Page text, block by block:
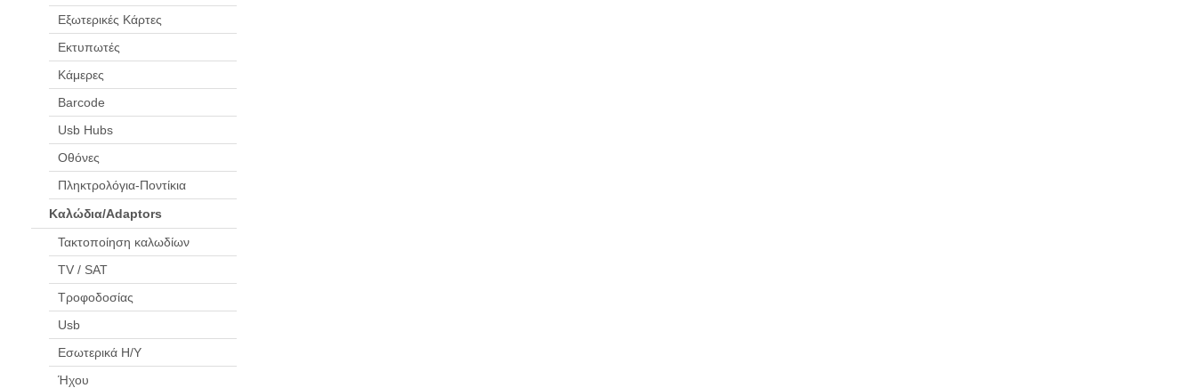
Εξωτερικές Κάρτες
Εκτυπωτές
Κάμερες
Barcode
Usb Hubs
Οθόνες
Πληκτρολόγια-Ποντίκια
Καλώδια/Adaptors
Τακτοποίηση καλωδίων
TV / SAT
Τροφοδοσίας
Usb
Εσωτερικά Η/Υ
Ήχου